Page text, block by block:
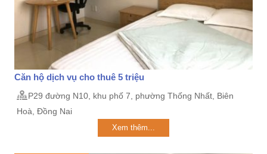
Căn hộ dịch vụ cho thuê 5 triệu
P29 đường N10, khu phố 7, phường Thống Nhất, Biên
Hoà, Đồng Nai
Xem thêm...